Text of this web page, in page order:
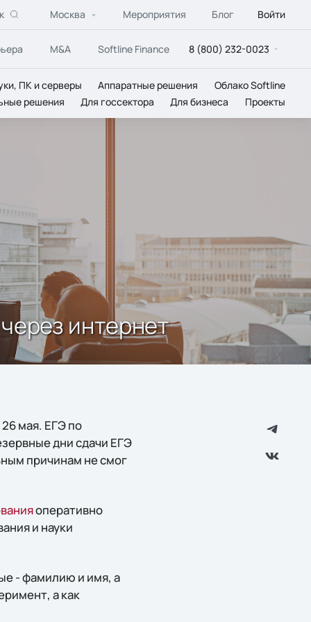
Москва Мероприятия Блог Войти
M&A Softline Finance 8 (800) 232-0023
ПК и серверы Аппаратные решения
Облако Softline
решения Для госсектора Для бизнеса Проекты
интернет
мая. ЕГЭ по
дни сдачи ЕГЭ
причинам не смог
оперативно
и науки
- фамилию и имя, а
а как